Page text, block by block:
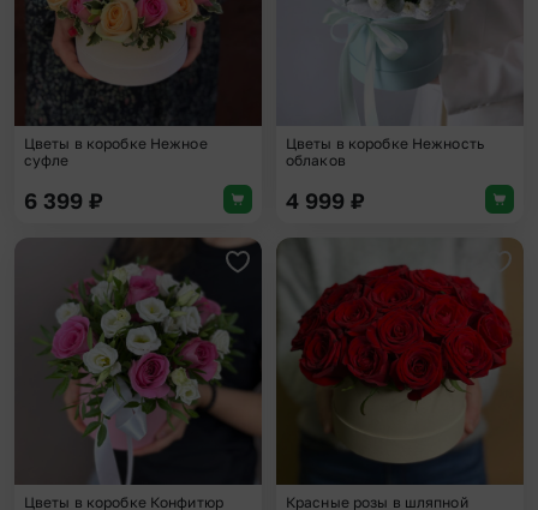
Цветы в коробке Нежное
суфле
6 399 ₽
Цветы в коробке Нежность
облаков
4 999 ₽
Добавить в избранное
Цветы в коробке Конфитюр
Красные розы в шляпной